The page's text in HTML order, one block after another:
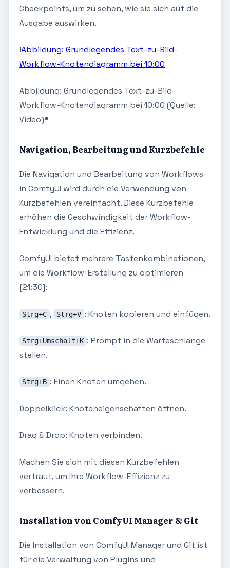
Checkpoints, um zu sehen, wie sie sich auf die
Ausgabe auswirken.
!Abbildung: Grundlegendes Text-zu-Bild-
Workflow-Knotendiagramm bei 10:00
Abbildung: Grundlegendes Text-zu-Bild-
Workflow-Knotendiagramm bei 10:00 (Quelle:
Video)*
Navigation, Bearbeitung und Kurzbefehle
Die Navigation und Bearbeitung von Workflows
in ComfyUI wird durch die Verwendung von
Kurzbefehlen vereinfacht. Diese Kurzbefehle
erhöhen die Geschwindigkeit der Workflow-
Entwicklung und die Effizienz.
ComfyUI bietet mehrere Tastenkombinationen,
um die Workflow-Erstellung zu optimieren
[21:30]:
Strg+C , Strg+V : Knoten kopieren und einfügen.
Strg+Umschalt+K : Prompt in die Warteschlange
stellen.
Strg+B : Einen Knoten umgehen.
Doppelklick: Knoteneigenschaften öffnen.
Drag & Drop: Knoten verbinden.
Machen Sie sich mit diesen Kurzbefehlen
vertraut, um Ihre Workflow-Effizienz zu
verbessern.
Installation von ComfyUI Manager & Git
Die Installation von ComfyUI Manager und Git ist
für die Verwaltung von Plugins und